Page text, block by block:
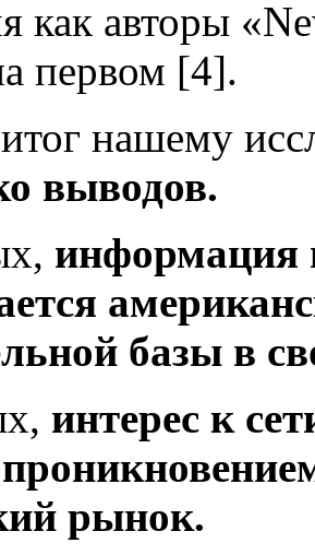
как авторы
первом [4].
нашему
выводов.
информация
базы в
интерес к
рынок.